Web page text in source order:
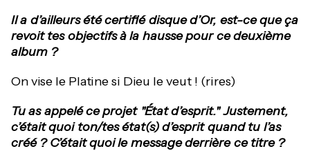
Il a d’ailleurs été certifié disque d’Or, est-ce que ça
revoit tes objectifs à la hausse pour ce deuxième
album ?
On vise le Platine si Dieu le veut ! (rires)
Tu as appelé ce projet "État d’esprit." Justement,
c’était quoi ton/tes état(s) d’esprit quand tu l’as
créé ? C’était quoi le message derrière ce titre ?